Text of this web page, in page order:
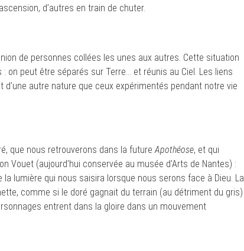
d’autres en train de chuter.
de personnes collées les unes aux autres. Cette situation
on peut être séparés sur Terre… et réunis au Ciel. Les liens
d’une autre nature que ceux expérimentés pendant notre vie
que nous retrouverons dans la futureApothéose, et qui
Vouet (aujourd’hui conservée au musée d’Arts de Nantes) :
lumière qui nous saisira lorsque nous serons face à Dieu. La
comme si le doré gagnait du terrain (au détriment du gris)
entrent dans la gloire dans un mouvement